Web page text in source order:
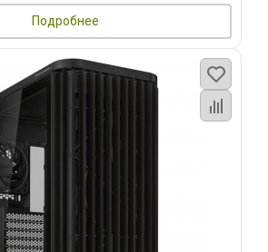
Подробнее